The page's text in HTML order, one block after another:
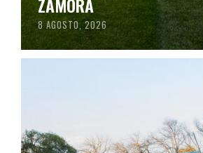
ZAMORA
8 AGOSTO, 2026